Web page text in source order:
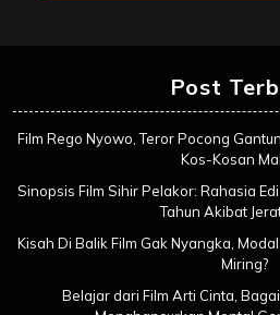
Post
Film Rego Nyowo, Teror Pocong
Kos-Kosan
Sinopsis Film Sihir Pelakor: Rahasia
Tahun Akibat
Kisah Di Balik Film Gak Nyangka,
Miring?
Belajar dari Film Arti Cinta,